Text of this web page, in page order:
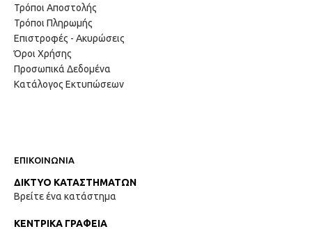
Τρόποι Αποστολής
Τρόποι Πληρωμής
Επιστροφές - Ακυρώσεις
Όροι Χρήσης
Προσωπικά Δεδομένα
Κατάλογος Εκτυπώσεων
ΕΠΙΚΟΙΝΩΝΙΑ
ΔΙΚΤΥΟ ΚΑΤΑΣΤΗΜΑΤΩΝ
Βρείτε ένα κατάστημα
ΚΕΝΤΡΙΚΑ ΓΡΑΦΕΙΑ